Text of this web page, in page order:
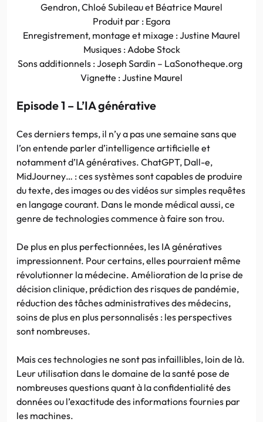
Gendron, Chloé Subileau et Béatrice Maurel
Produit par : Egora
Enregistrement, montage et mixage : Justine Maurel
Musiques : Adobe Stock
Sons additionnels : Joseph Sardin – LaSonotheque.org
Vignette : Justine Maurel
Episode 1 – L’IA générative
Ces derniers temps, il n’y a pas une semaine sans que
l’on entende parler d’intelligence artificielle et
notamment d’IA génératives. ChatGPT, Dall-e,
MidJourney… : ces systèmes sont capables de produire
du texte, des images ou des vidéos sur simples requêtes
en langage courant. Dans le monde médical aussi, ce
genre de technologies commence à faire son trou.
De plus en plus perfectionnées, les IA génératives
impressionnent. Pour certains, elles pourraient même
révolutionner la médecine. Amélioration de la prise de
décision clinique, prédiction des risques de pandémie,
réduction des tâches administratives des médecins,
soins de plus en plus personnalisés : les perspectives
sont nombreuses.
Mais ces technologies ne sont pas infaillibles, loin de là.
Leur utilisation dans le domaine de la santé pose de
nombreuses questions quant à la confidentialité des
données ou l’exactitude des informations fournies par
les machines.